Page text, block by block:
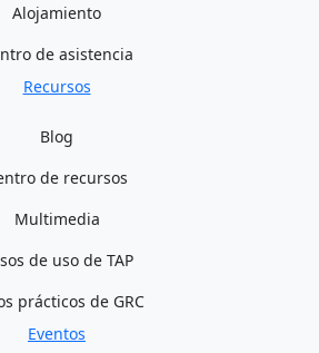
Alojamiento
de asistencia
Recursos
Blog
de recursos
Multimedia
de uso de TAP
prácticos de GRC
Eventos